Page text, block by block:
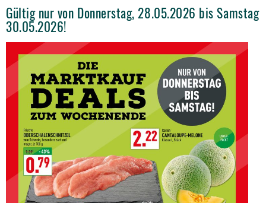
Gültig nur von Donnerstag, 28.05.2026 bis Samstag
30.05.2026!